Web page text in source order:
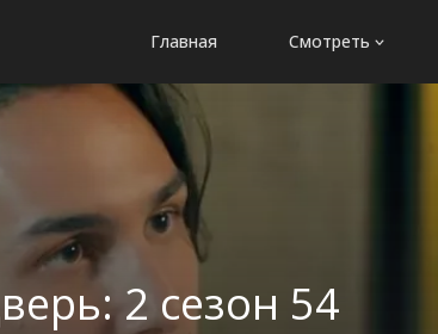
Главная Смотреть
2 сезон 54